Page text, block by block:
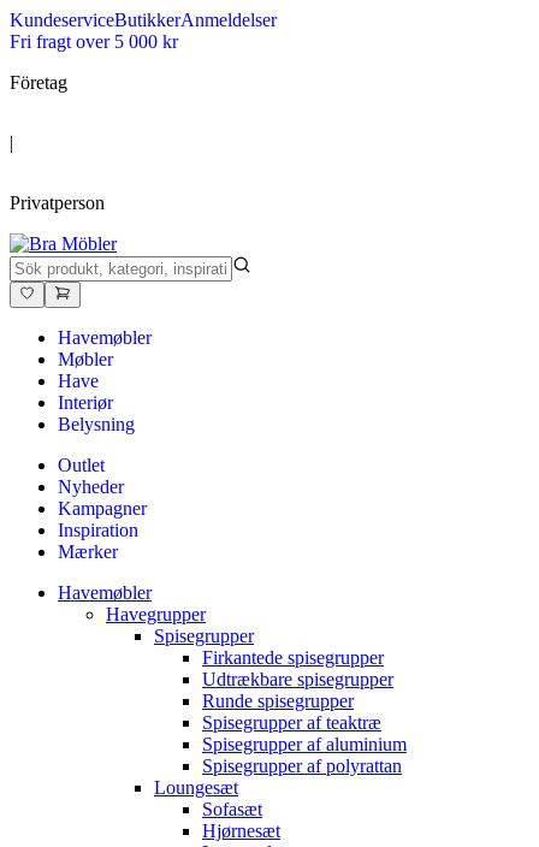
KundeserviceButikkerAnmeldelser
Fri fragt over 5 000 kr
Företag
|
Privatperson
Havemøbler
Møbler
Have
Interiør
Belysning
Outlet
Nyheder
Kampagner
Inspiration
Mærker
Havemøbler
Havegrupper
Spisegrupper
Firkantede spisegrupper
Udtrækbare spisegrupper
Runde spisegrupper
Spisegrupper af teaktræ
Spisegrupper af aluminium
Spisegrupper af polyrattan
Loungesæt
Sofasæt
Hjørnesæt